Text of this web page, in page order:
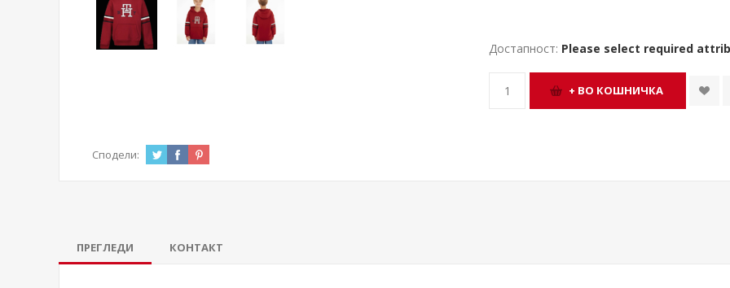
Достапност: Please select required
Сподели:
ПРЕГЛЕДИ КОНТАКТ